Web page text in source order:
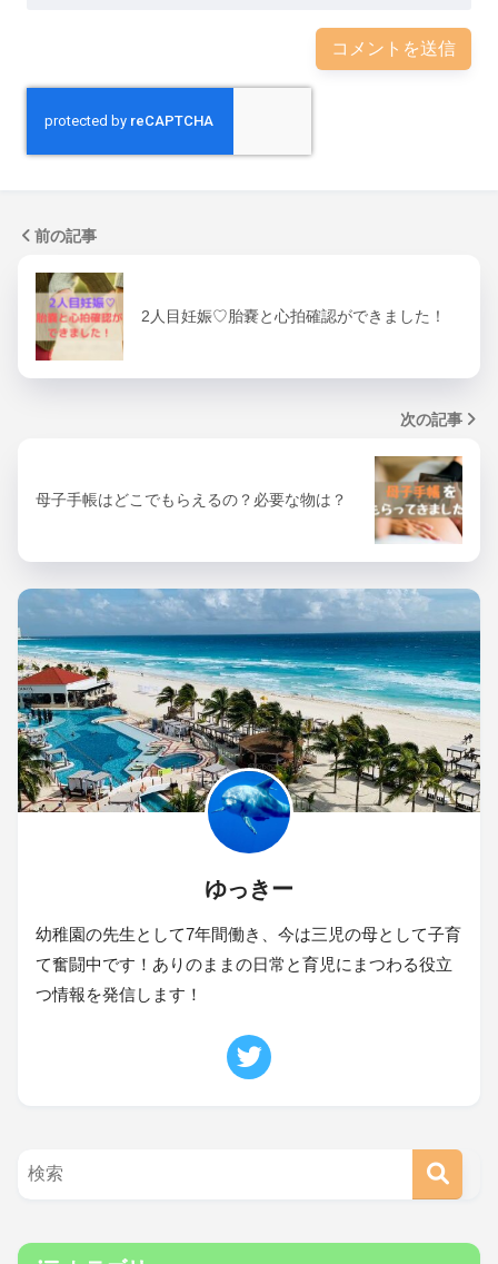
前の記事
2人目妊娠♡胎嚢と心拍確認ができました！
次の記事
母子手帳はどこでもらえるの？必要な物は？
ゆっきー
幼稚園の先生として7年間働き、今は三児の母として子育
て奮闘中です！ありのままの日常と育児にまつわる役立
つ情報を発信します！